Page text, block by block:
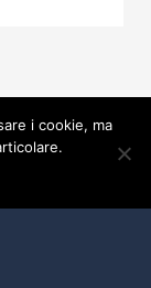
i cookie, ma